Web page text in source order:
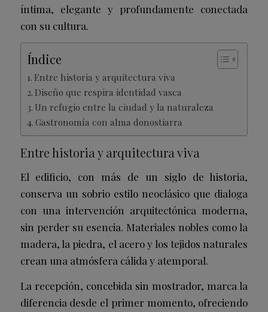
íntima, elegante y profundamente conectada
con su cultura.
Índice
Entre historia y arquitectura viva
Diseño que respira identidad vasca
Un refugio entre la ciudad y la naturaleza
Gastronomía con alma donostiarra
Entre historia y arquitectura viva
El edificio, con más de un siglo de historia,
conserva un sobrio estilo neoclásico que dialoga
con una intervención arquitectónica moderna,
sin perder su esencia. Materiales nobles como la
madera, la piedra, el acero y los tejidos naturales
crean una atmósfera cálida y atemporal.
La recepción, concebida sin mostrador, marca la
diferencia desde el primer momento, ofreciendo